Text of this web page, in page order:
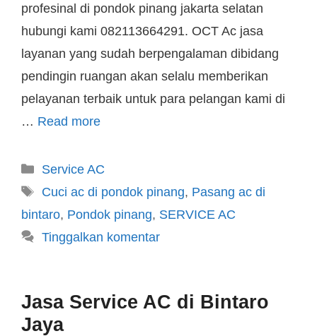
profesinal di pondok pinang jakarta selatan
hubungi kami 082113664291. OCT Ac jasa
layanan yang sudah berpengalaman dibidang
pendingin ruangan akan selalu memberikan
pelayanan terbaik untuk para pelangan kami di
… Read more
Service AC
Cuci ac di pondok pinang, Pasang ac di
bintaro, Pondok pinang, SERVICE AC
Tinggalkan komentar
Jasa Service AC di Bintaro
Jaya